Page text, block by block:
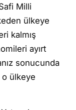
Milli
ülkeye
kalmış
ayırt
sonucunda
ülkeye